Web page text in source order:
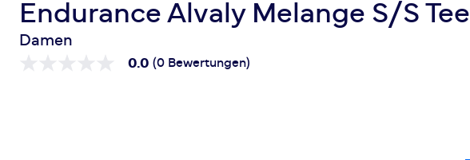
Alvaly Melange S/S Tee
Endurance Alvaly Melange S/S Tee
Damen
0.0 (0 Bewertungen)